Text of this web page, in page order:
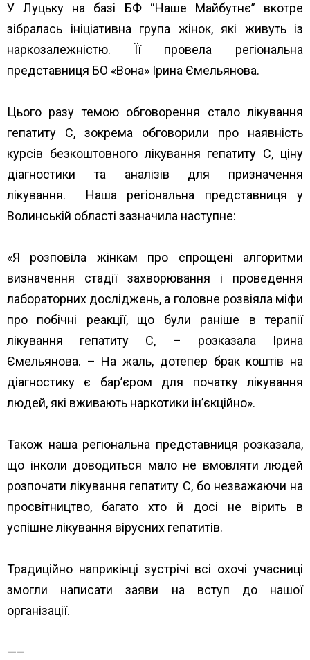
У Луцьку на базі БФ “Наше Майбутнє” вкотре
зібралась ініціативна група жінок, які живуть із
наркозалежністю. Її провела регіональна
представниця БО «Вона» Ірина Ємельянова.
Цього разу темою обговорення стало лікування
гепатиту С, зокрема обговорили про наявність
курсів безкоштовного лікування гепатиту С, ціну
діагностики та аналізів для призначення
лікування. Наша регіональна представниця у
Волинській області зазначила наступне:
«Я розповіла жінкам про спрощені алгоритми
визначення стадії захворювання і проведення
лабораторних досліджень, а головне розвіяла міфи
про побічні реакції, що були раніше в терапії
лікування гепатиту С, – розказала Ірина
Ємельянова. – На жаль, дотепер брак коштів на
діагностику є бар’єром для початку лікування
людей, які вживають наркотики ін’єкційно».
Також наша регіональна представниця розказала,
що інколи доводиться мало не вмовляти людей
розпочати лікування гепатиту С, бо незважаючи на
просвітництво, багато хто й досі не вірить в
успішне лікування вірусних гепатитів.
Традиційно наприкінці зустрічі всі охочі учасниці
змогли написати заяви на вступ до нашої
організації.
—–